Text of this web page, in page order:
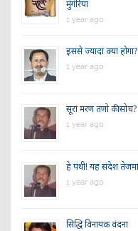
मुंगेरिया
1 year ago
इससे ज्यादा क्या होगा?
1 year ago
सूरां मरण तणो की सोच?
1 year ago
हे पंथी! यह संदेश
1 year ago
सिद्धि विनायक वंदना